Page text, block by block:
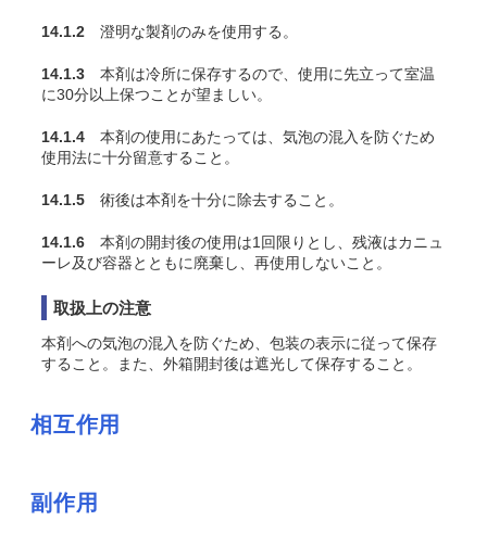
14.1.2 澄明な製剤のみを使用する。
14.1.3 本剤は冷所に保存するので、使用に先立って室温
に30分以上保つことが望ましい。
14.1.4 本剤の使用にあたっては、気泡の混入を防ぐため
使用法に十分留意すること。
14.1.5 術後は本剤を十分に除去すること。
14.1.6 本剤の開封後の使用は1回限りとし、残液はカニュ
ーレ及び容器とともに廃棄し、再使用しないこと。
取扱上の注意
本剤への気泡の混入を防ぐため、包装の表示に従って保存
すること。また、外箱開封後は遮光して保存すること。
相互作用
副作用